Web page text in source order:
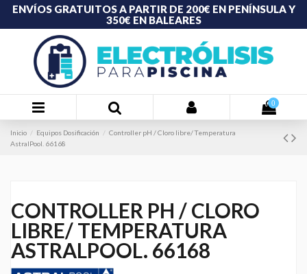
ENVÍOS GRATUITOS A PARTIR DE 200€ EN PENÍNSULA Y
350€ EN BALEARES
0
Inicio Equipos Dosificación
Controller pH / Cloro libre/ Temperatura
AstralPool. 66168
CONTROLLER PH / CLORO
LIBRE/ TEMPERATURA
ASTRALPOOL. 66168